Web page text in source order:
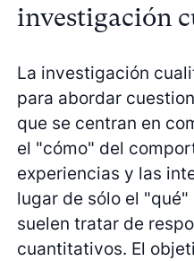
investigación
La investigación
para abordar
que se centran en
el "cómo" del
experiencias y las
lugar de sólo el
suelen tratar de
cuantitativos. El